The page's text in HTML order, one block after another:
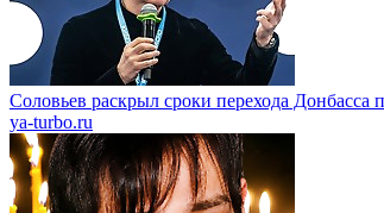
Соловьев раскрыл сроки перехода Донбасса
ya-turbo.ru